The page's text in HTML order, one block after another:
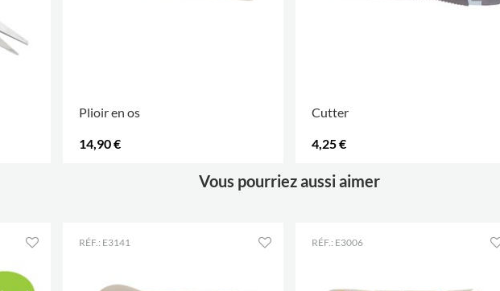
Plioir en os
14,90 €
Cutter
4,25 €
Vous pourriez aussi aimer
RÉF.: E3141 RÉF.: E3006